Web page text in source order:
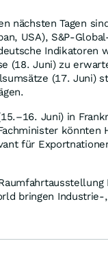
nächsten Tagen
USA), S&P-
Indikatoren
(18. Juni) zu
(17. Juni)
Juni) in
könnten
für
bringen